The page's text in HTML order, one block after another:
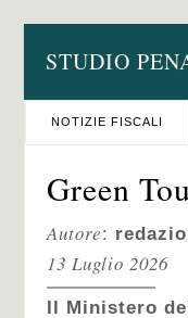
STUDIO
NOTIZIE FISCALI
Green
Autore:
13 Luglio 2026
Il Ministero